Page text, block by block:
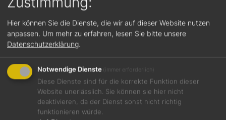
Jetzt teilen
Hier können Sie die Dienste, die wir auf dieser Website nutzen
anpassen. Um mehr zu erfahren, lesen Sie bitte unsere
Datenschutzerklärung.
Notwendige Dienste (immer erforderlich)
Diese Dienste sind für die korrekte Funktion dieser
Website unerlässlich. Sie können sie hier nicht
deaktivieren, da der Dienst sonst nicht richtig
funktionieren würde.